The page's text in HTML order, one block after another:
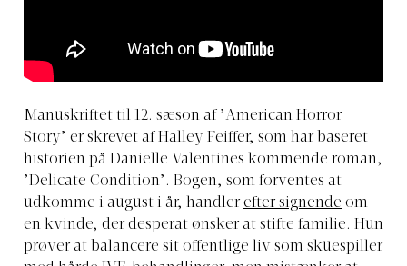
Manuskriftet til 12. sæson af ’American Horror
Story’ er skrevet af Halley Feiffer, som har baseret
historien på Danielle Valentines kommende roman,
’Delicate Condition’. Bogen, som forventes at
udkomme i august i år, handler efter signende om
en kvinde, der desperat ønsker at stifte familie. Hun
prøver at balancere sit offentlige liv som skuespiller